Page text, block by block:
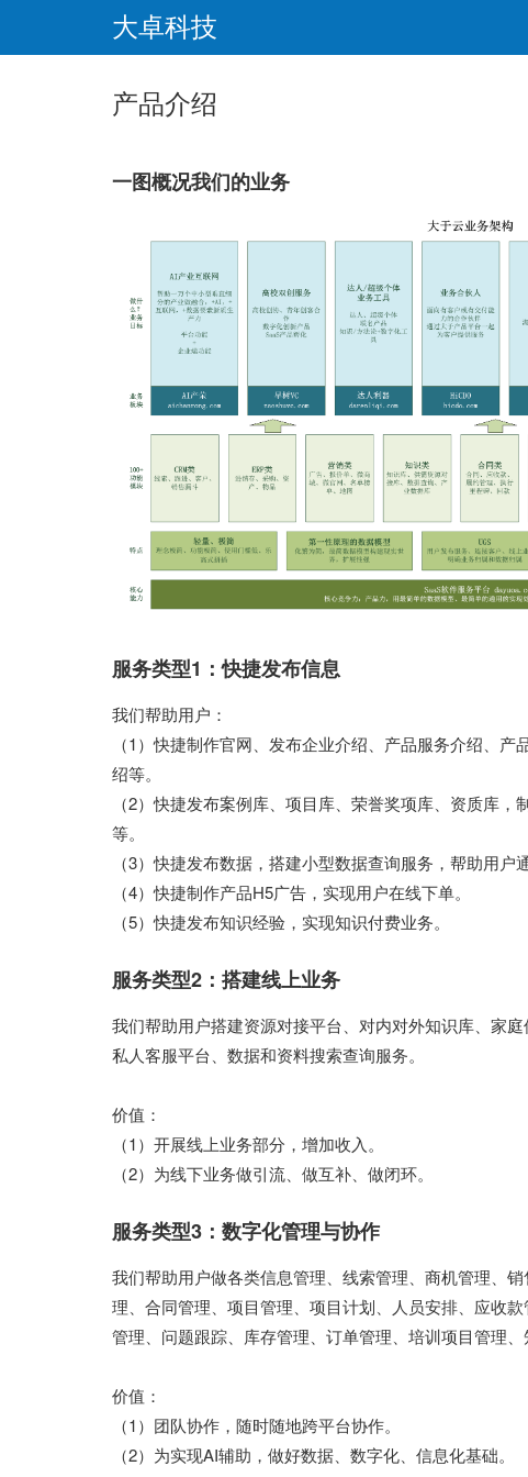
大卓科技
产品介绍
一图概况我们的业务
服务类型1：快捷发布信息
我们帮助用户：
（1）快捷制作官网、发布企业介绍、产品服务介绍、
绍等。
（2）快捷发布案例库、项目库、荣誉奖项库、资质库
等。
（3）快捷发布数据，搭建小型数据查询服务，帮助用户
（4）快捷制作产品H5广告，实现用户在线下单。
（5）快捷发布知识经验，实现知识付费业务。
服务类型2：搭建线上业务
我们帮助用户搭建资源对接平台、对内对外知识库、家庭
私人客服平台、数据和资料搜索查询服务。
价值：
（1）开展线上业务部分，增加收入。
（2）为线下业务做引流、做互补、做闭环。
服务类型3：数字化管理与协作
我们帮助用户做各类信息管理、线索管理、商机管理、
理、合同管理、项目管理、项目计划、人员安排、应收
管理、问题跟踪、库存管理、订单管理、培训项目管理、
价值：
（1）团队协作，随时随地跨平台协作。
（2）为实现AI辅助，做好数据、数字化、信息化基础。